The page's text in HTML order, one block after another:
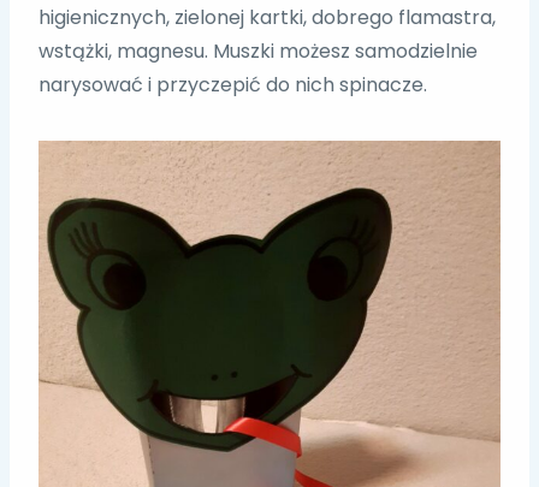
higienicznych, zielonej kartki, dobrego flamastra,
wstążki, magnesu. Muszki możesz samodzielnie
narysować i przyczepić do nich spinacze.